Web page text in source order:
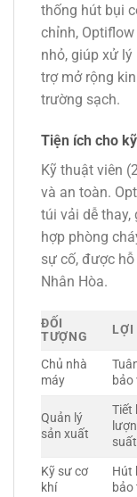
thống hút bụi
chỉnh, Optiflow
nhỏ, giúp xử
trợ mở rộng
trường sạch.
Tiện ích cho
Kỹ thuật viên
và an toàn.
túi vải dễ thay,
hợp phòng
sự cố, được
Nhân Hòa.
ĐỐI
TƯỢNG
LỢI
Chủ nhà
máy
bảo
Quản lý
sản xuất
Tiết
suất
Kỹ sư cơ
khí
Hút
bảo